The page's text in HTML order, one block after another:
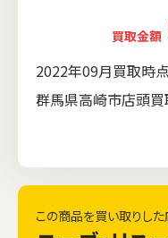
買取金額
2022年09月買取時点
群馬県高崎市店頭
この商品を買い取りし